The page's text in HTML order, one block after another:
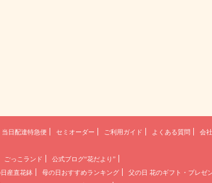
当日配達特急便 セミオーダー ご利用ガイド よくある質問 会
ごっこランド
公式ブログ“花だより”
産直花鉢 母の日おすすめランキング
父の日 花のギフト・プレゼ